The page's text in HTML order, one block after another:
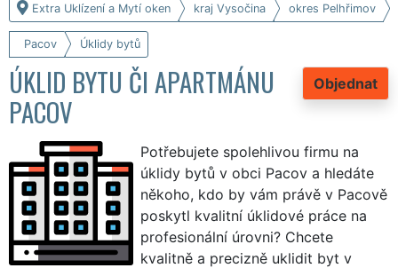
Extra Uklízení a Mytí oken kraj Vysočina okres Pelhřimov
Pacov Úklidy bytů
Objednat
ÚKLID BYTU ČI APARTMÁNU
PACOV
Potřebujete spolehlivou firmu na
úklidy bytů v obci Pacov a hledáte
někoho, kdo by vám právě v Pacově
poskytl kvalitní úklidové práce na
profesionální úrovni? Chcete
kvalitně a precizně uklidit byt v